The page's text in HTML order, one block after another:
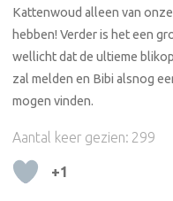
Kattenwoud alleen van
hebben! Verder is het een
wellicht dat de ultieme
zal melden en Bibi alsnog
mogen vinden.
Aantal keer gezien: 299
+1